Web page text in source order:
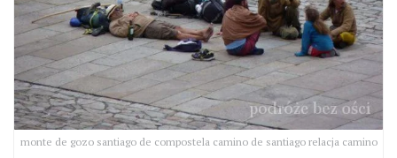
monte de gozo santiago de compostela camino de santiago relacja camino